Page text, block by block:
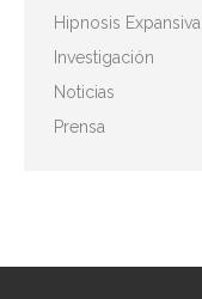
Hipnosis Expansiva
Investigación
Noticias
Prensa